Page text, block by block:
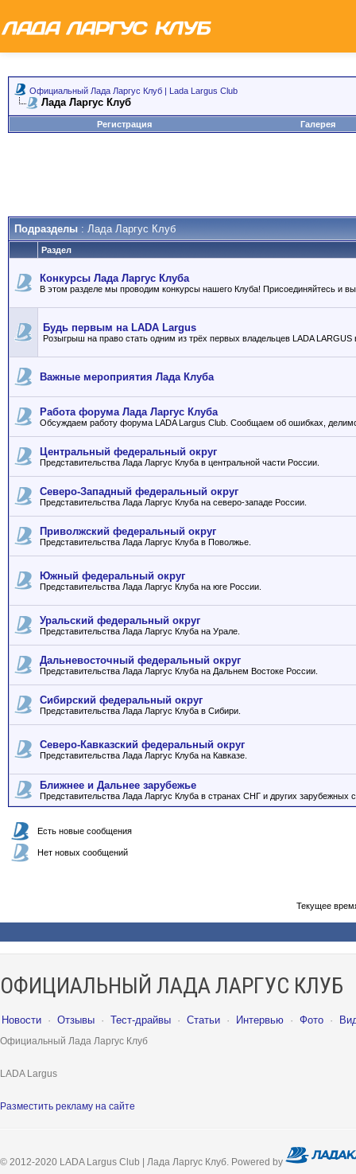
Официальный Лада Ларгус Клуб | Lada Largus Club
Лада Ларгус Клуб
Регистрация Галерея
Подразделы : Лада Ларгус Клуб
Раздел
Конкурсы Лада Ларгус Клуба
В этом разделе мы проводим конкурсы нашего Клуба! Присоединяйтесь и
Будь первым на LADA Largus
Розыгрыш на право стать одним из трёх первых владельцев LADA LARGUS
Важные мероприятия Лада Клуба
Работа форума Лада Ларгус Клуба
Обсуждаем работу форума LADA Largus Club. Сообщаем об ошибках,
Центральный федеральный округ
Представительства Лада Ларгус Клуба в центральной части России.
Северо-Западный федеральный округ
Представительства Лада Ларгус Клуба на северо-западе России.
Приволжский федеральный округ
Представительства Лада Ларгус Клуба в Поволжье.
Южный федеральный округ
Представительства Лада Ларгус Клуба на юге России.
Уральский федеральный округ
Представительства Лада Ларгус Клуба на Урале.
Дальневосточный федеральный округ
Представительства Лада Ларгус Клуба на Дальнем Востоке России.
Сибирский федеральный округ
Представительства Лада Ларгус Клуба в Сибири.
Северо-Кавказский федеральный округ
Представительства Лада Ларгус Клуба на Кавказе.
Ближнее и Дальнее зарубежье
Представительства Лада Ларгус Клуба в странах СНГ и других зарубежных
Есть новые сообщения
Нет новых сообщений
Текущее
ОФИЦИАЛЬНЫЙ ЛАДА ЛАРГУС КЛУБ
Новости · Отзывы · Тест-драйвы · Статьи · Интервью · Фото ·
Официальный Лада Ларгус Клуб
LADA Largus
Разместить рекламу на сайте
© 2012-2020 LADA Largus Club | Лада Ларгус Клуб. Powered by